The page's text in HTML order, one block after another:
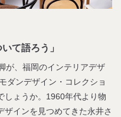
て語ろう」
が、福岡のインテリアデザ
ダンデザイン・コレクショ
しょうか。1960年代より物
ザインを見つめてきた永井さ